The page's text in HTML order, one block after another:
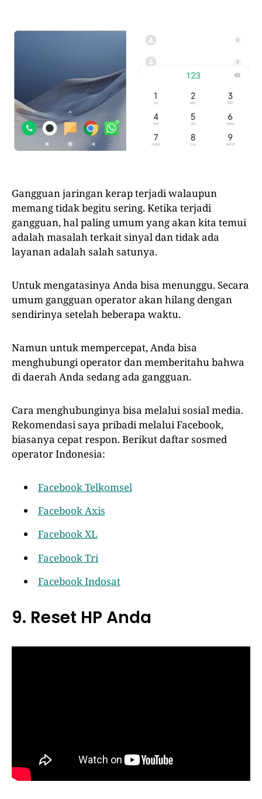
Gangguan jaringan kerap terjadi walaupun
memang tidak begitu sering. Ketika terjadi
gangguan, hal paling umum yang akan kita temui
adalah masalah terkait sinyal dan tidak ada
layanan adalah salah satunya.
Untuk mengatasinya Anda bisa menunggu. Secara
umum gangguan operator akan hilang dengan
sendirinya setelah beberapa waktu.
Namun untuk mempercepat, Anda bisa
menghubungi operator dan memberitahu bahwa
di daerah Anda sedang ada gangguan.
Cara menghubunginya bisa melalui sosial media.
Rekomendasi saya pribadi melalui Facebook,
biasanya cepat respon. Berikut daftar sosmed
operator Indonesia:
Facebook Telkomsel
Facebook Axis
Facebook XL
Facebook Tri
Facebook Indosat
9. Reset HP Anda